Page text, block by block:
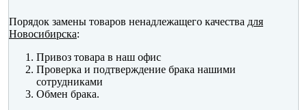
Порядок замены товаров ненадлежащего качества для
Новосибирска:
Привоз товара в наш офис
Проверка и подтверждение брака нашими
сотрудниками
Обмен брака.